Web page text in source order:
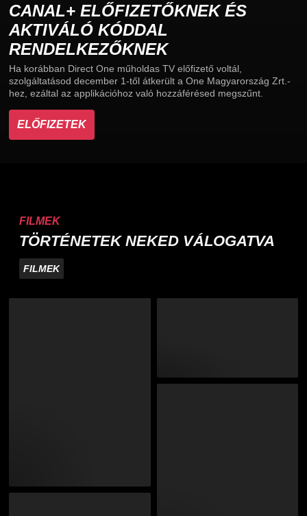
CANAL+ ELŐFIZETŐKNEK ÉS
AKTIVÁLÓ KÓDDAL
RENDELKEZŐKNEK
Ha korábban Direct One műholdas TV előfizető voltál,
szolgáltatásod december 1-től átkerült a One Magyarország Zrt.-
hez, ezáltal az applikációhoz való hozzáférésed megszűnt.
ELŐFIZETEK
FILMEK
TÖRTÉNETEK NEKED VÁLOGATVA
FILMEK